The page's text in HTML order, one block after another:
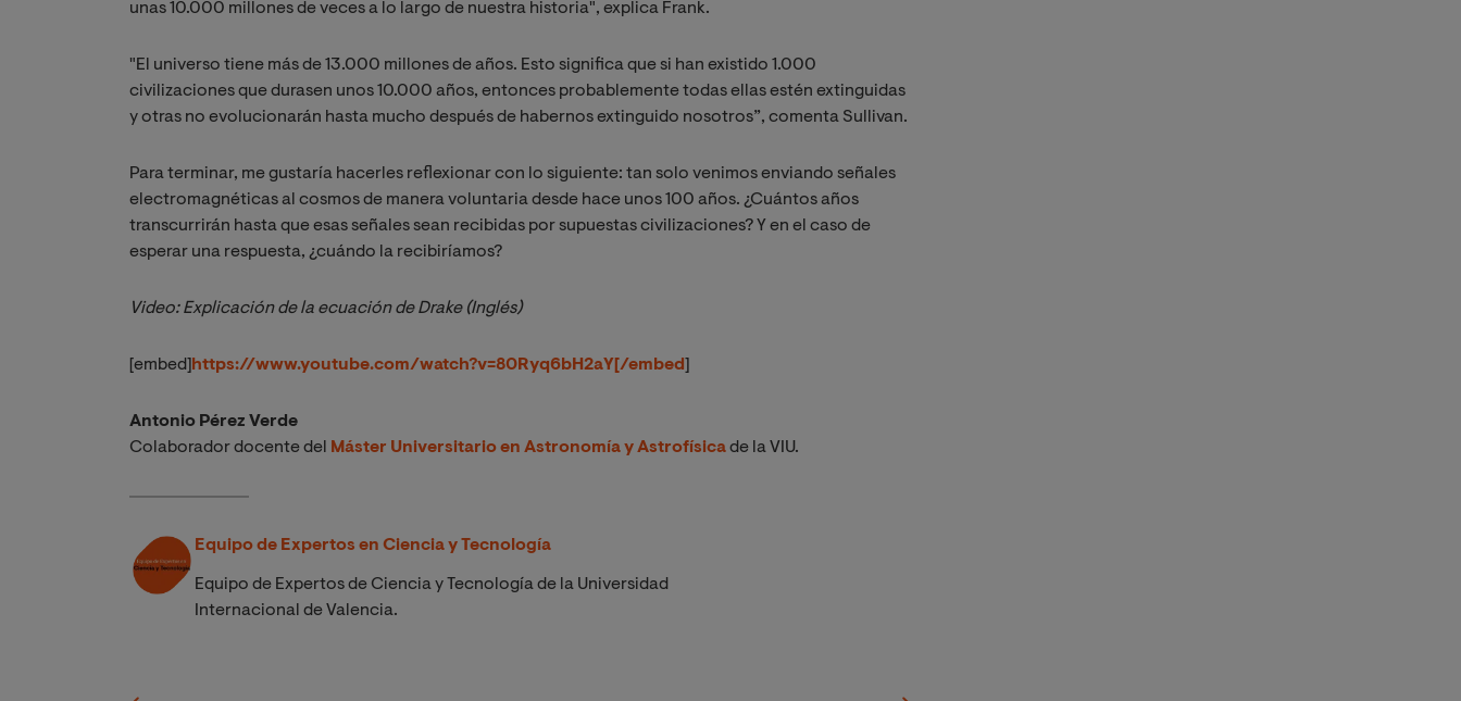
unas 10.000 millones de veces a lo largo de nuestra historia", explica Frank.
"El universo tiene más de 13.000 millones de años. Esto significa que si han existido 1.000
civilizaciones que durasen unos 10.000 años, entonces probablemente todas ellas estén extinguidas
y otras no evolucionarán hasta mucho después de habernos extinguido nosotros”, comenta Sullivan.
Para terminar, me gustaría hacerles reflexionar con lo siguiente: tan solo venimos enviando señales
electromagnéticas al cosmos de manera voluntaria desde hace unos 100 años. ¿Cuántos años
transcurrirán hasta que esas señales sean recibidas por supuestas civilizaciones? Y en el caso de
esperar una respuesta, ¿cuándo la recibiríamos?
Video: Explicación de la ecuación de Drake (Inglés)
[embed]https://www.youtube.com/watch?v=80Ryq6bH2aY[/embed]
Antonio Pérez Verde
Colaborador docente del Máster Universitario en Astronomía y Astrofísicade la VIU.
Equipo de Expertos en Ciencia y Tecnología
Equipo de Expertos de Ciencia y Tecnología de la Universidad
Internacional de Valencia.